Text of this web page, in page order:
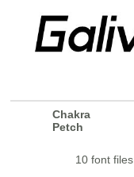
Chakra
Petch
10 font files